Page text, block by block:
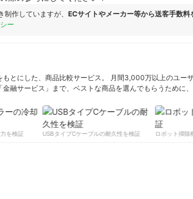
作していますが、 ECサイトやメーカー等から送客手数料
ー
とにした、商品比較サービス。 月間3,000万以上のユー
融サービス」まで、ベストな商品を選んでもらうために
ィール
を検証
USBタイプCケーブルの耐久性を検証 ロボット掃除